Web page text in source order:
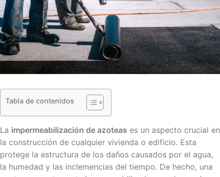
Tabla de contenidos
La impermeabilización de azoteas es un aspecto crucial en
la construcción de cualquier vivienda o edificio. Esta
protege la estructura de los daños causados por el agua,
la humedad y las inclemencias del tiempo. De hecho, una